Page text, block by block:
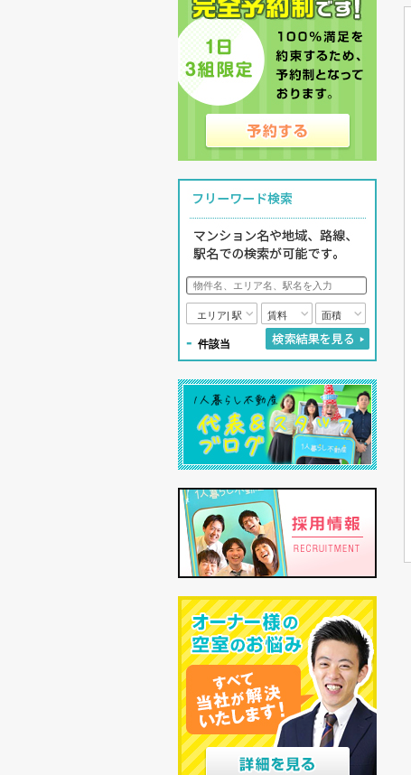
エリア| 駅 賃料 面積
- 件該当